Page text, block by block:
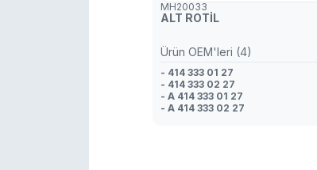
MH20033
ALT ROTİL
Ürün OEM'leri (4)
- 414 333 01 27
- 414 333 02 27
- A 414 333 01 27
- A 414 333 02 27